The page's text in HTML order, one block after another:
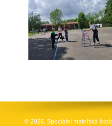
© 2026, Speciální mateřská